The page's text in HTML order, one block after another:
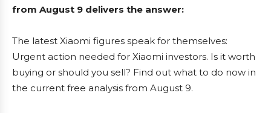
from August 9 delivers the answer:
The latest Xiaomi figures speak for themselves:
Urgent action needed for Xiaomi investors. Is it worth
buying or should you sell? Find out what to do now in
the current free analysis from August 9.